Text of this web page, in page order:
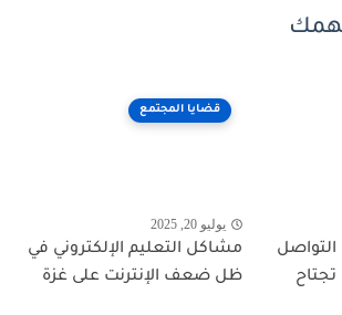
قضايا المجتمع
يوليو 20, 2025
مشاكل التعليم الإلكتروني في
ظل ضعف الإنترنت على غزة